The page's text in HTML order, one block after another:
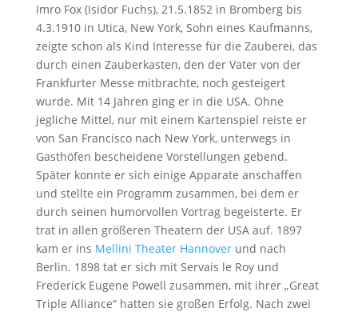
Imro Fox (Isidor Fuchs), 21.5.1852 in Bromberg bis
4.3.1910 in Utica, New York, Sohn eines Kaufmanns,
zeigte schon als Kind Interesse für die Zauberei, das
durch einen Zauberkasten, den der Vater von der
Frankfurter Messe mitbrachte, noch gesteigert
wurde. Mit 14 Jahren ging er in die USA. Ohne
jegliche Mittel, nur mit einem Kartenspiel reiste er
von San Francisco nach New York, unterwegs in
Gasthöfen bescheidene Vorstellungen gebend.
Später konnte er sich einige Apparate anschaffen
und stellte ein Programm zusammen, bei dem er
durch seinen humorvollen Vortrag begeisterte. Er
trat in allen größeren Theatern der USA auf. 1897
kam er ins Mellini Theater Hannoverund nach
Berlin. 1898 tat er sich mit Servais le Roy und
Frederick Eugene Powell zusammen, mit ihrer „Great
Triple Alliance“ hatten sie großen Erfolg. Nach zwei